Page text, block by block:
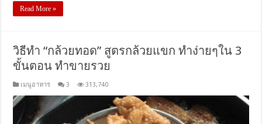
Read More »
วิธีทำ “กล้วยทอด” สูตรกล้วยแขก ทำง่ายๆใน 3
ขั้นตอน ทำขายรวย
เมนูอาหาร 3 313,740